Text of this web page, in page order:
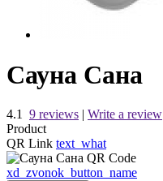
Сауна Сана
4.1 9 reviews | Write a review
Product
QR Link text_what
xd_zvonok_button_name